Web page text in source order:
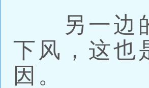
另一边的
下风，这也
因。